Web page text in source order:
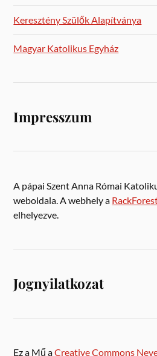
Keresztény Szülők Alapítványa
Magyar Katolikus Egyház
Impresszum
A pápai Szent Anna Római
weboldala. A webhely a
elhelyezve.
Jognyilatkozat
Ez a Mű aCreative Commons